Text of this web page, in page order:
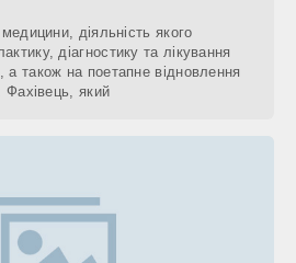
діяльність якого
діагностику та лікування
а також на поетапне відновлення
Фахівець, який